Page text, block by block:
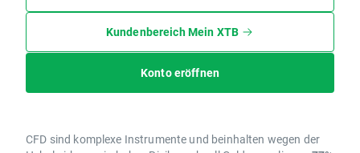
Kundenbereich Mein XTB
Konto eröffnen
CFD sind komplexe Instrumente und beinhalten wegen der